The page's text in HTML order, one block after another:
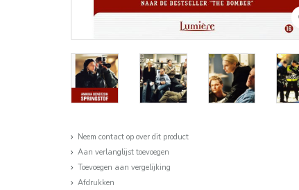
Neem contact op over dit product
Aan verlanglijst toevoegen
Toevoegen aan vergelijking
Afdrukken